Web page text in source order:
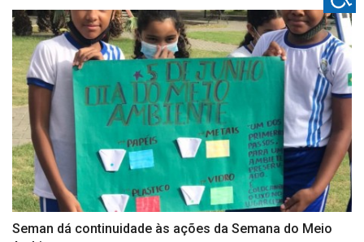
Seman dá continuidade às ações da Semana do Meio